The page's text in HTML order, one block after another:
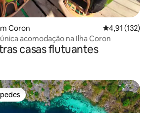
Coron Classificação
4,91 (132)
acomodação na Ilha Coron
casas flutuantes